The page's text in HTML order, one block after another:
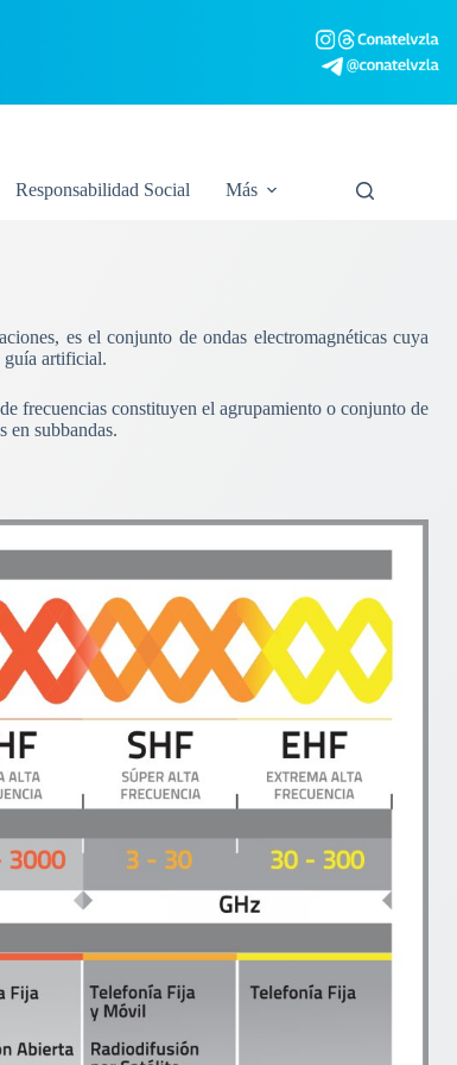
Responsabilidad Social Más
es el conjunto de ondas electromagnéticas cuya
guía artificial.
frecuencias constituyen el agrupamiento o conjunto de
en subbandas.